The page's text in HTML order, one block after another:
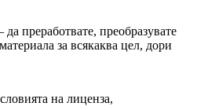
преработвате, преобразувате
за всякаква цел, дори
на лиценза,